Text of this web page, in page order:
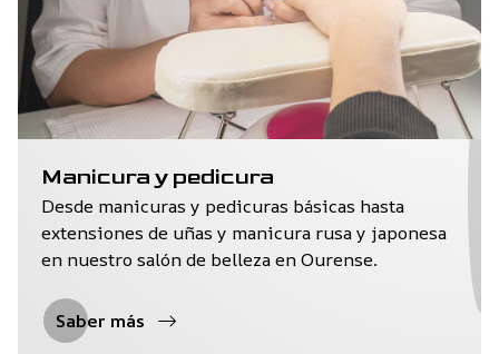
Manicura y pedicura
Desde manicuras y pedicuras básicas hasta
extensiones de uñas y manicura rusa y japonesa
en nuestro salón de belleza en Ourense.
Saber más